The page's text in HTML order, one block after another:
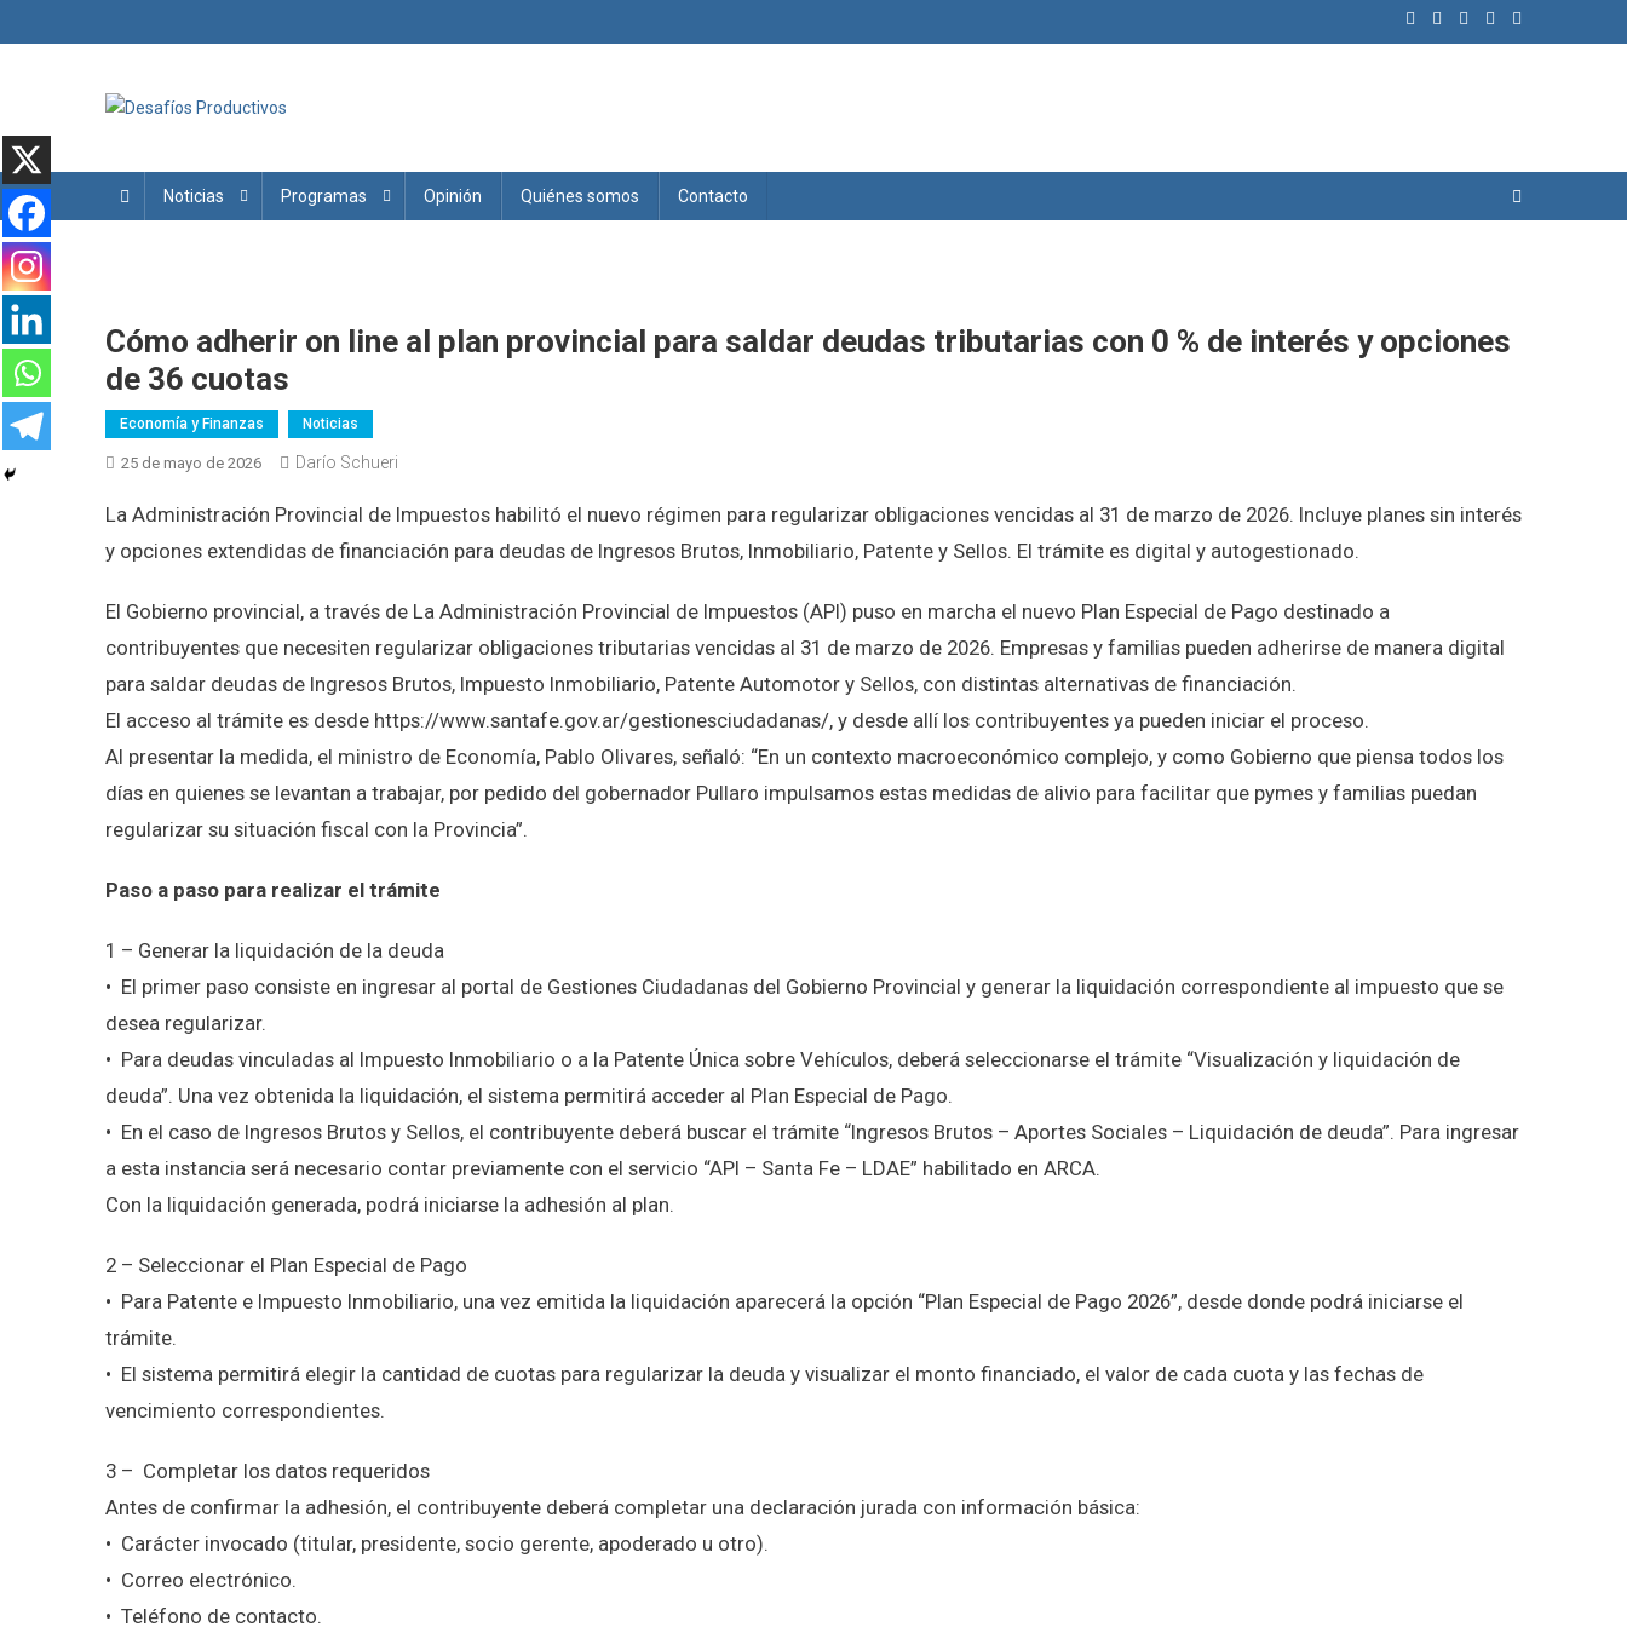
al
Noticias Programas Opinión Quiénes somos Contacto
Cómo adherir on line al plan provincial para saldar deudas tributarias con 0 % de interés y opciones
de 36 cuotas
Economía y Finanzas Noticias
25 de mayo de 2026 Darío Schueri
La Administración Provincial de Impuestos habilitó el nuevo régimen para regularizar obligaciones vencidas al 31 de marzo de 2026. Incluye planes sin interés
y opciones extendidas de financiación para deudas de Ingresos Brutos, Inmobiliario, Patente y Sellos. El trámite es digital y autogestionado.
El Gobierno provincial, a través de La Administración Provincial de Impuestos (API) puso en marcha el nuevo Plan Especial de Pago destinado a
contribuyentes que necesiten regularizar obligaciones tributarias vencidas al 31 de marzo de 2026. Empresas y familias pueden adherirse de manera digital
para saldar deudas de Ingresos Brutos, Impuesto Inmobiliario, Patente Automotor y Sellos, con distintas alternativas de financiación.
El acceso al trámite es desde https://www.santafe.gov.ar/gestionesciudadanas/, y desde allí los contribuyentes ya pueden iniciar el proceso.
Al presentar la medida, el ministro de Economía, Pablo Olivares, señaló: “En un contexto macroeconómico complejo, y como Gobierno que piensa todos los
días en quienes se levantan a trabajar, por pedido del gobernador Pullaro impulsamos estas medidas de alivio para facilitar que pymes y familias puedan
regularizar su situación fiscal con la Provincia”.
Paso a paso para realizar el trámite
1 – Generar la liquidación de la deuda
•⁠ ⁠El primer paso consiste en ingresar al portal de Gestiones Ciudadanas del Gobierno Provincial y generar la liquidación correspondiente al impuesto que se
desea regularizar.
•⁠ ⁠Para deudas vinculadas al Impuesto Inmobiliario o a la Patente Única sobre Vehículos, deberá seleccionarse el trámite “Visualización y liquidación de
deuda”. Una vez obtenida la liquidación, el sistema permitirá acceder al Plan Especial de Pago.
•⁠ ⁠En el caso de Ingresos Brutos y Sellos, el contribuyente deberá buscar el trámite “Ingresos Brutos – Aportes Sociales – Liquidación de deuda”. Para ingresar
a esta instancia será necesario contar previamente con el servicio “API – Santa Fe – LDAE” habilitado en ARCA.
Con la liquidación generada, podrá iniciarse la adhesión al plan.
2 – Seleccionar el Plan Especial de Pago
•⁠ ⁠Para Patente e Impuesto Inmobiliario, una vez emitida la liquidación aparecerá la opción “Plan Especial de Pago 2026”, desde donde podrá iniciarse el
trámite.
•⁠ ⁠El sistema permitirá elegir la cantidad de cuotas para regularizar la deuda y visualizar el monto financiado, el valor de cada cuota y las fechas de
vencimiento correspondientes.
3 – Completar los datos requeridos
Antes de confirmar la adhesión, el contribuyente deberá completar una declaración jurada con información básica:
•⁠ ⁠Carácter invocado (titular, presidente, socio gerente, apoderado u otro).
•⁠ ⁠Correo electrónico.
•⁠ ⁠Teléfono de contacto.